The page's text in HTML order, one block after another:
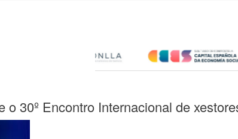
o 30º Encontro Internacional de